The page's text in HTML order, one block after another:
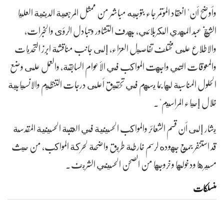
وأوضح أن" انعقاد المؤتمر جاء بتوجيه مباشر من ممثل المرجعية الدينية العليا
الشيخ عبد المهدي الكربلائي، بهدف التشاور وتبادل الرؤى والخبرات،
والاطلاع على مختلف تفاصيل العزاء، إلى جانب مناقشة ابرز التحديات
والمعوقات التي واجهت المواكب في الأعوام السابقة، والعمل على وضع
الحلول المناسبة لها بما يسهم في تحقيق أعلى درجات التنظيم والانسيابية
خلال إحياء المراسيم".
يشار إلى أن قسم الشعائر والمواكب الحسينية في العتبة الحسينية المقدسة
قد استنفر جميع جهوده لرسم خارطة طريق واضحة لحركة المواكب، من حيث
مسيرها ودخولها وخروجها من الصحن الحسيني الشريف.
منسلکات